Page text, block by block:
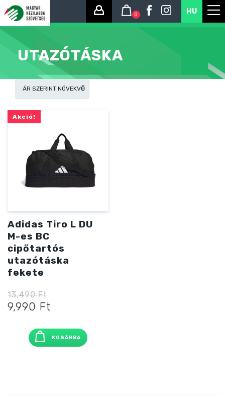
HU
0
UTAZÓTÁSKA
Akció!
Adidas Tiro L DU
M-es BC
cipőtartós
utazótáska
fekete
13,490Ft
Original
was:
13,490 Ft
9,990 Ft
is:
9,990 Ft
KOSÁRBA